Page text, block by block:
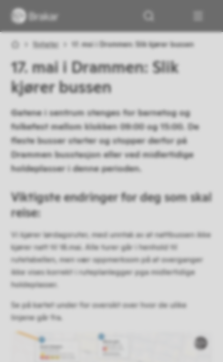
Brakar
Du er her:Nyheter 17. mai i Drammen: Slik kjører bussen
17. mai i Drammen: Slik
kjører bussen
Gatene i sentrum stenges for barnetog og
folkefest mellom klokken 09:00 og 15:00. De
fleste busser starter og stopper derfor på
Drammen busstasjon eller ved midlertidige
holdeplasser i denne perioden.
Viktigste endringer for deg som skal
reise:
Vi kjører lørdagsruter, med unntak av at nattbussen ikke
kjører natt til 18.mai. Alle turer går i henhold til
rutetabellen, men vær oppmerksom på at overganger
ikke vises korrekt i ruteplanlegger pga midlertidige
holdeplasser.
Se på kartet under for oversikt over hvor de ulike
linjene går fra.